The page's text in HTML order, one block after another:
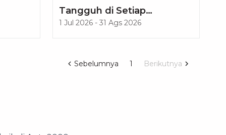
Tangguh di Setiap
Perjalanan
1 Jul 2026 - 31 Ags 2026
Sebelumnya 1 Berikutnya